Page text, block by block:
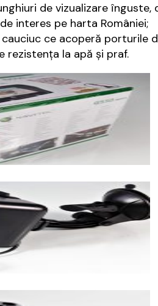
de vizualizare
interes pe harta României;
ce acoperă porturile
rezistența la apă și praf.